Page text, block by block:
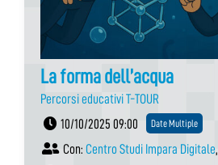
La forma dell’acqua
Percorsi educativi T-TOUR
10/10/2025 09:00
Date Multiple
Con: Centro Studi Impara Digitale,